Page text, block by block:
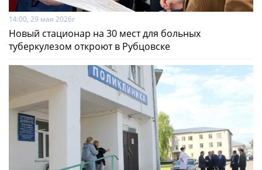
14:00, 29 мая 2026г
Новый стационар на 30 мест для больных
туберкулезом откроют в Рубцовске